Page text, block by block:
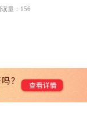
量： 156